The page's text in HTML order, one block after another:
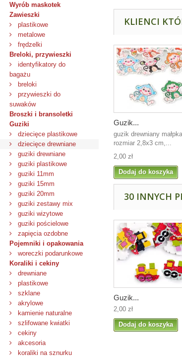
Wyrób maskotek
Zawieszki
plastikowe
metalowe
frędzelki
Breloki, przywieszki
identyfikatory do
bagażu
breloki
przywieszki do
suwaków
Broszki i bransoletki
Guziki
dziecięce plastikowe
dziecięce drewniane
guziki drewniane
guziki plastikowe
guziki 11mm
guziki 15mm
guziki 20mm
guziki zestawy mix
guziki wizytowe
guziki pościelowe
zapięcia ozdobne
Pojemniki i opakowania
woreczki podarunkowe
Koraliki i cekiny
drewniane
plastikowe
szklane
akrylowe
kamienie naturalne
szlifowane kwiatki
cekiny
akcesoria
koraliki na sznurku
KLIENCI
Guzik...
guzik drewniany małpka,
rozmiar 2,8x3 cm,...
2,00 zł
Dodaj do koszyka
30 INNYCH
Guzik...
2,00 zł
Dodaj do koszyka